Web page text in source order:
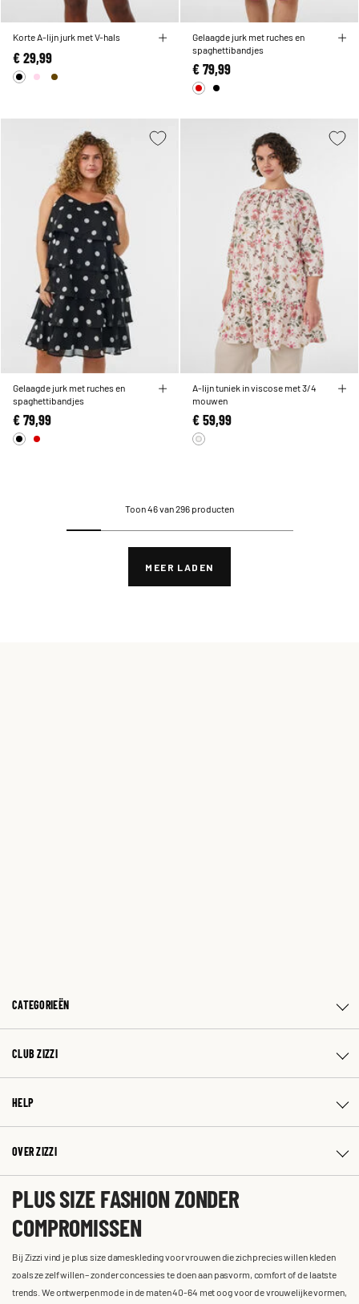
Korte A-lijn jurk met V-hals
€ 29,99
Gelaagde jurk met ruches en
spaghettibandjes
€ 79,99
Gelaagde jurk met ruches en
spaghettibandjes
€ 79,99
A-lijn tuniek in viscose met 3/4
mouwen
€ 59,99
Toon 46 van 296 producten
MEER LADEN
CATEGORIEËN
CLUB ZIZZI
HELP
OVER ZIZZI
PLUS SIZE FASHION ZONDER
COMPROMISSEN
Bij Zizzi vind je plus size dameskleding voor vrouwen die zich precies willen kleden
zoals ze zelf willen – zonder concessies te doen aan pasvorm, comfort of de laatste
trends. We ontwerpen mode in de maten 40-64 met oog voor de vrouwelijke vormen,